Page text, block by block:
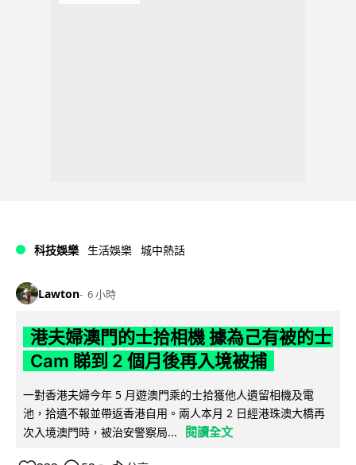
科技娛樂 生活娛樂 城中熱話
Lawton 6 小時
港夫婦澳門的士拾相機 據為己有被的士
Cam 睇到 2 個月後再入境被捕
一對香港夫婦今年 5 月遊澳門乘的士拾獲他人遺留相機及電
池，拾遺不報並帶返香港自用。兩人本月 2 日經港珠澳大橋再
次入境澳門時，被治安警察局...
閱讀全文